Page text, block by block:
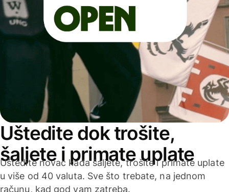
Uštedite dok trošite,
šaljete i primate uplate
Uštedite novac kada šaljete, trošite i primate uplate
u više od 40 valuta. Sve što trebate, na jednom
računu, kad god vam zatreba.